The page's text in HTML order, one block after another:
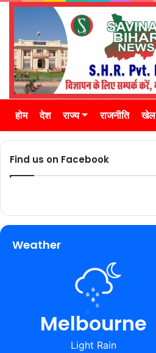
होम देश राज्य राजनीति खेल
Find us on Facebook
Weather
Melbourne
Light Rain